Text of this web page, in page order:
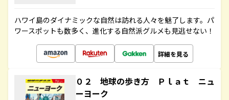
ハワイ島のダイナミックな自然は訪れる人々を魅了します。パ
ワースポットも数多く、進化する自然派グルメも見逃せない！
詳細を見る
０２ 地球の歩き方 Ｐｌａｔ ニュ
ーヨーク